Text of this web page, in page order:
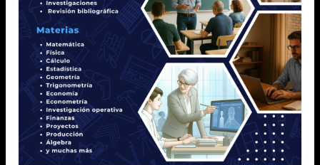
2
PROGRAMACIÓN LINEAL
3 MÉTODO SIMPLEX
INVENTARIOS
TEORÍA DE DECISIONES
6 MÉTODO DE ASIGNACIÓN
TEORÍA DE COLAS